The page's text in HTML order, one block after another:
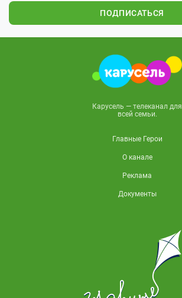
ПОДПИСАТЬСЯ
Карусель — телеканал для
всей семьи.
Главные Герои
О канале
Реклама
Документы